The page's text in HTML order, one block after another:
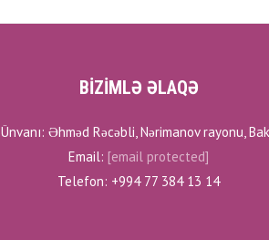
BİZİMLƏ ƏLAQƏ
Ünvanı: Əhməd Rəcəbli, Nərimanov rayonu,
Email: [email protected]
Telefon: +994 77 384 13 14